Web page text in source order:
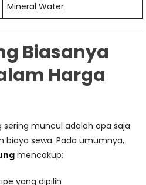
Mineral Water
Biasanya
Harga
muncul adalah apa saja
biaya sewa. Pada umumnya,
mencakup:
yang dipilih